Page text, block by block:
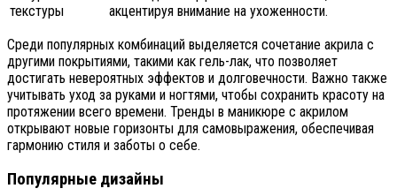
текстуры
акцентируя внимание на ухоженности.
Среди популярных комбинаций выделяется сочетание акрила с
другими покрытиями, такими как гель-лак, что позволяет
достигать невероятных эффектов и долговечности. Важно также
учитывать уход за руками и ногтями, чтобы сохранить красоту на
протяжении всего времени. Тренды в маникюре с акрилом
открывают новые горизонты для самовыражения, обеспечивая
гармонию стиля и заботы о себе.
Популярные дизайны